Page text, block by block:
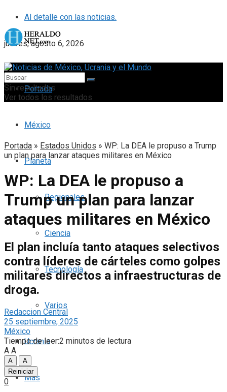
Al detalle con las noticias.
jueves, agosto 6, 2026
Portada
México
Planeta
Regionales
Ciencia
Tecnología
Varios
Ucrania
Más
Sin resultados
Ver todos los resultados
Portada » Estados Unidos » WP: La DEA le propuso a Trump
un plan para lanzar ataques militares en México
WP: La DEA le propuso a
Trump un plan para lanzar
ataques militares en México
El plan incluía tanto ataques selectivos
contra líderes de cárteles como golpes
militares directos a infraestructuras de
droga.
Redaccion Central
25 septiembre, 2025
México
Tiempo de leer:2 minutos de lectura
A A
A
A
Reiniciar
0